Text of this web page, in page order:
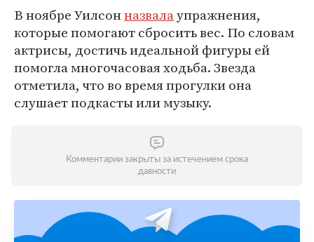
В ноябре Уилсонназвалаупражнения,
которые помогают сбросить вес. По словам
актрисы, достичь идеальной фигуры ей
помогла многочасовая ходьба. Звезда
отметила, что во время прогулки она
слушает подкасты или музыку.
Комментарии закрыты за истечением срока
давности